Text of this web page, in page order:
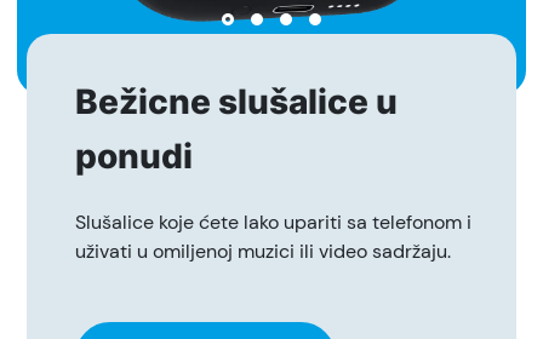
Bežicne slušalice u
ponudi
Slušalice koje ćete lako upariti sa telefonom i
uživati u omiljenoj muzici ili video sadržaju.